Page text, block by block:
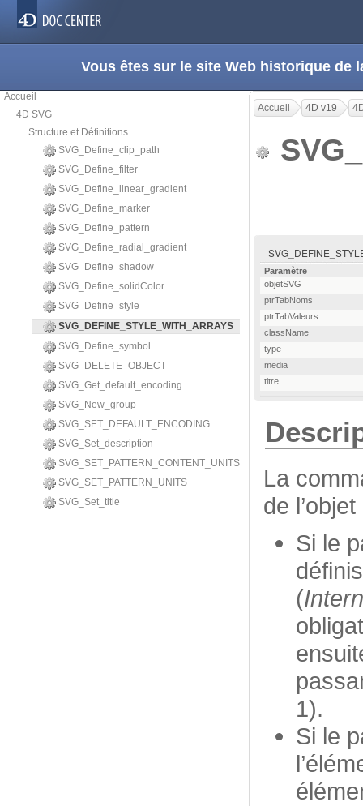
Vous êtes sur le site Web historique
Accueil
4D SVG
Structure et Définitions
SVG_Define_clip_path
SVG_Define_filter
SVG_Define_linear_gradient
SVG_Define_marker
SVG_Define_pattern
SVG_Define_radial_gradient
SVG_Define_shadow
SVG_Define_solidColor
SVG_Define_style
SVG_DEFINE_STYLE_WITH_ARRAYS
SVG_Define_symbol
SVG_DELETE_OBJECT
SVG_Get_default_encoding
SVG_New_group
SVG_SET_DEFAULT_ENCODING
SVG_Set_description
SVG_SET_PATTERN_CONTENT_UNITS
SVG_SET_PATTERN_UNITS
SVG_Set_title
Accueil 4D v19
Paramètre
objetSVG
ptrTabNoms
ptrTabValeurs
className
type
media
titre
La
de
Si le
(
1).
Si le